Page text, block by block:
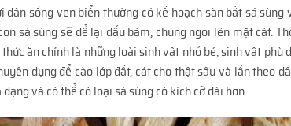
sống ven biển thường có kế hoạch săn bắt sá
sá sùng sẽ để lại dấu bám, chúng ngoi lên mặt cát.
ăn chính là những loài sinh vật nhỏ bé, sinh vật phù
dụng để cào lớp đất, cát cho thật sâu và lần theo
và có thể có loại sá sùng có kích cỡ dài hơn.